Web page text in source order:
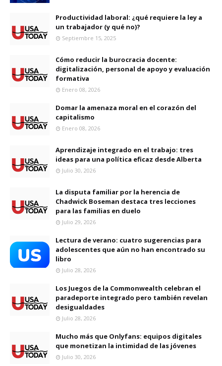
Productividad laboral: ¿qué requiere la ley a
un trabajador (y qué no)?
Septiembre 15, 2025
Cómo reducir la burocracia docente:
digitalización, personal de apoyo y evaluación
formativa
Enero 08, 2026
Domar la amenaza moral en el corazón del
capitalismo
Enero 08, 2026
Aprendizaje integrado en el trabajo: tres
ideas para una política eficaz desde Alberta
Julio 30, 2026
La disputa familiar por la herencia de
Chadwick Boseman destaca tres lecciones
para las familias en duelo
Julio 29, 2026
Lectura de verano: cuatro sugerencias para
adolescentes que aún no han encontrado su
libro
Julio 28, 2026
Los Juegos de la Commonwealth celebran el
paradeporte integrado pero también revelan
desigualdades
Julio 28, 2026
Mucho más que Onlyfans: equipos digitales
que monetizan la intimidad de las jóvenes
Julio 30, 2026